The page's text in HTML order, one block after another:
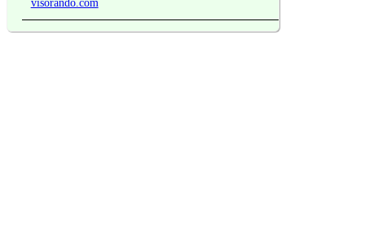
visorando.com